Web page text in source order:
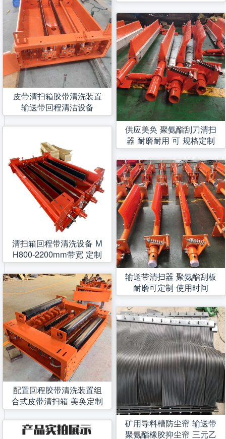
皮带清扫箱胶带清洗装置
输送带回程清洁设备
清扫箱回程带清洗设备 M
H800-2200mm带宽 定制
配置回程胶带清洗装置组
合式皮带清扫箱 美奂定制
供应美奂 聚氨酯刮刀清扫
器 耐磨耐用 可 规格定制
输送带清扫器 聚氨酯刮板
耐磨可定制 使用时间
矿用导料槽防尘帘 输送带
聚氨酯橡胶抑尘帘 三元乙